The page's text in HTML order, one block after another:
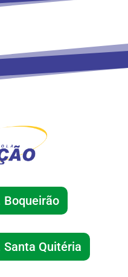
Boqueirão
Santa Quitéria